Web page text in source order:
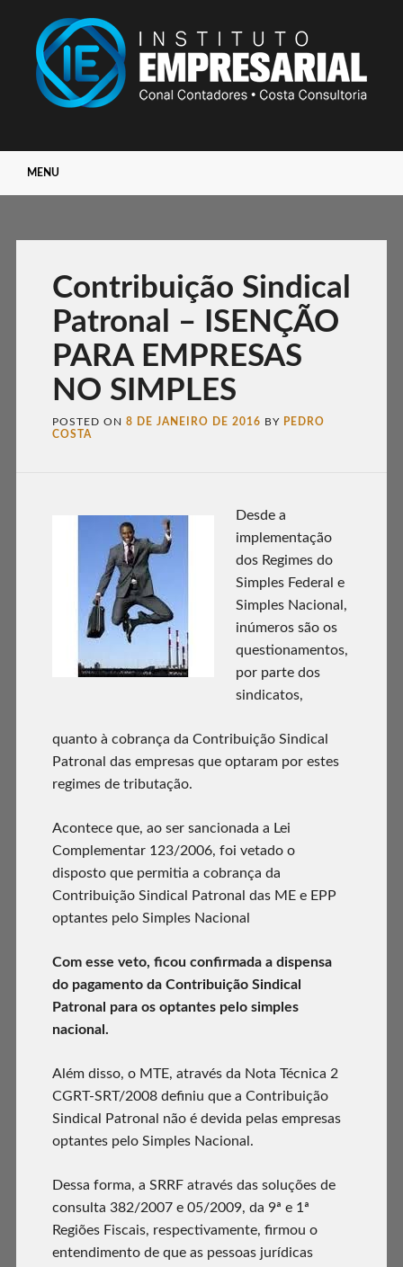
Main menu
MENU
Contribuição Sindical
Patronal – ISENÇÃO
PARA EMPRESAS
NO SIMPLES
POSTED ON 8 DE JANEIRO DE 2016 BY PEDRO
COSTA
Desde a
implementação
dos Regimes do
Simples Federal e
Simples Nacional,
inúmeros são os
questionamentos,
por parte dos
sindicatos,
quanto à cobrança da Contribuição Sindical
Patronal das empresas que optaram por estes
regimes de tributação.
Acontece que, ao ser sancionada a Lei
Complementar 123/2006, foi vetado o
disposto que permitia a cobrança da
Contribuição Sindical Patronal das ME e EPP
optantes pelo Simples Nacional
Com esse veto, ficou confirmada a dispensa
do pagamento da Contribuição Sindical
Patronal para os optantes pelo simples
nacional.
Além disso, o MTE, através da Nota Técnica 2
CGRT-SRT/2008 definiu que a Contribuição
Sindical Patronal não é devida pelas empresas
optantes pelo Simples Nacional.
Dessa forma, a SRRF através das soluções de
consulta 382/2007 e 05/2009, da 9ª e 1ª
Regiões Fiscais, respectivamente, firmou o
entendimento de que as pessoas jurídicas